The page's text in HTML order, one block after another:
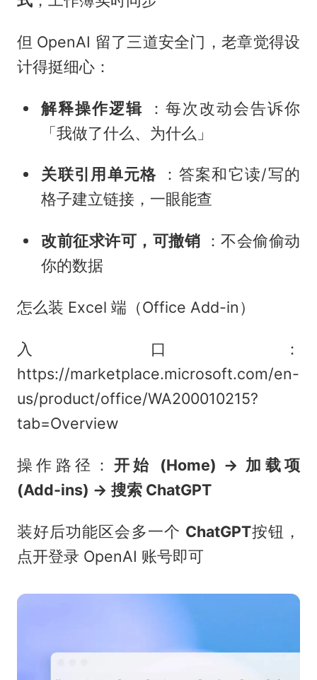
但 OpenAI 留了三道安全门，老章觉得设
计得挺细心：
解释操作逻辑 ：每次改动会告诉你
「我做了什么、为什么」
关联引用单元格 ：答案和它读/写的
格子建立链接，一眼能查
改前征求许可，可撤销 ：不会偷偷动
你的数据
怎么装 Excel 端（Office Add-in）
入口：
https://marketplace.microsoft.com/en-
us/product/office/WA200010215?
tab=Overview
操作路径： 开始 (Home) → 加载项
(Add-ins) → 搜索 ChatGPT
装好后功能区会多一个 ChatGPT按钮，
点开登录 OpenAI 账号即可